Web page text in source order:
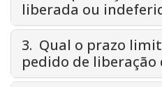
liberada ou
3. Qual o prazo
pedido de liberação